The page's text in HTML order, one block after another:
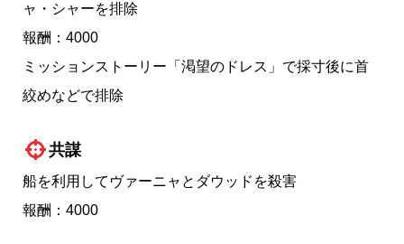
ャ・シャーを排除
報酬：4000
ミッションストーリー「渇望のドレス」で採寸後に首
絞めなどで排除
共謀
船を利用してヴァーニャとダウッドを殺害
報酬：4000